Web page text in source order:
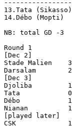
13.Tata (Sikasso)
14.Débo (Mopti)
NB: total GD -3
Round 1
[Dec 2]
Stade Malien
Darsalam        2-
[Dec 3]
Djoliba         1-
Tata            0-
Débo            1-
Nianan
[played later]
CSK             1-